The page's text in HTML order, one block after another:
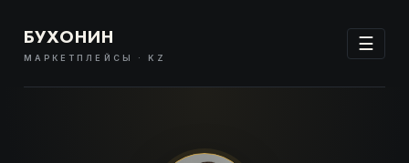
БУХОНИН
МАРКЕТПЛЕЙСЫ · KZ
☰